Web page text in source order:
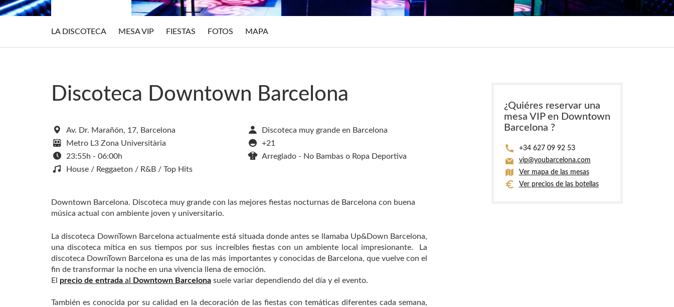
LA DISCOTECA MESA VIP FIESTAS FOTOS MAPA
Discoteca Downtown Barcelona
Av. Dr. Marañón, 17, Barcelona
Metro L3 Zona Universitària
23:55h - 06:00h
House / Reggaeton / R&B / Top Hits
Discoteca muy grande en Barcelona
+21
Arreglado - No Bambas o Ropa Deportiva
Downtown Barcelona. Discoteca muy grande con las mejores fiestas nocturnas de Barcelona con buena
música actual con ambiente joven y universitario.
La discoteca DownTown Barcelona actualmente está situada donde antes se llamaba Up&Down Barcelona,
una discoteca mítica en sus tiempos por sus increíbles fiestas con un ambiente local impresionante. La
discoteca DownTown Barcelona es una de las más importantes y conocidas de Barcelona, que vuelve con el
fin de transformar la noche en una vivencia llena de emoción.
El precio de entrada al Downtown Barcelona suele variar dependiendo del día y el evento.
También es conocida por su calidad en la decoración de las fiestas con temáticas diferentes cada semana,
¿Quiéres reservar una
mesa VIP en Downtown
Barcelona ?
+34 627 09 92 53
vip@youbarcelona.com
Ver mapa de las mesas
Ver precios de las botellas